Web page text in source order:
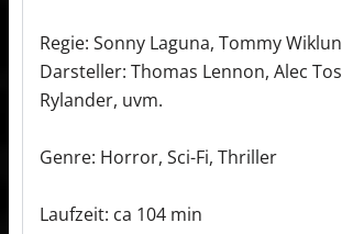
Regie: Sonny Laguna, Tommy
Darsteller: Thomas Lennon, Alec
Rylander, uvm.
Genre: Horror, Sci-Fi, Thriller
Laufzeit: ca 104 min